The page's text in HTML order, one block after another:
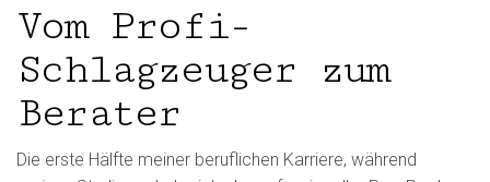
Vom Profi-
Schlagzeuger zum
Berater
Die erste Hälfte meiner beruflichen Karriere, während